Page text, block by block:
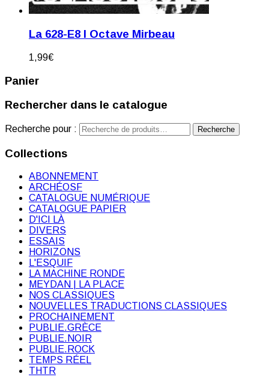
La 628-E8 I Octave Mirbeau
1,99€
Panier
Rechercher dans le catalogue
Recherche pour : Recherche
Collections
ABONNEMENT
ARCHÉOSF
CATALOGUE NUMÉRIQUE
CATALOGUE PAPIER
D'ICI LÀ
DIVERS
ESSAIS
HORIZONS
L'ESQUIF
LA MACHINE RONDE
MEYDAN | LA PLACE
NOS CLASSIQUES
NOUVELLES TRADUCTIONS CLASSIQUES
PROCHAINEMENT
PUBLIE.GRÈCE
PUBLIE.NOIR
PUBLIE.ROCK
TEMPS RÉEL
THTR